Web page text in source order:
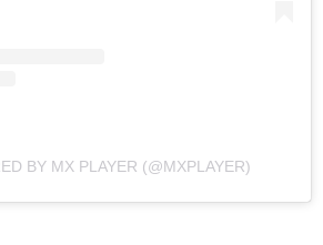
BY MX PLAYER (@MXPLAYER)